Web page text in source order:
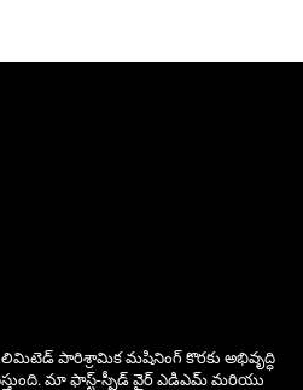
పారిశ్రామిక మషినింగ్ కొరకు అభివృద్ధి
మా ఫాస్ట్-స్పీడ్ వైర్ ఎడిఎమ్ మరియు